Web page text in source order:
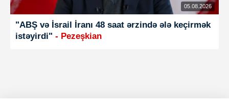
05.08.2026
"ABŞ və İsrail İranı 48 saat ərzində ələ keçirmək
istəyirdi" - Pezeşkian